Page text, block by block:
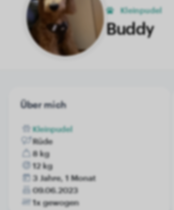
Kleinpudel
Buddy
Über mich
Kleinpudel
Rüde
8 kg
12 kg
3 Jahre, 1 Monat
09.06.2023
1x gewogen